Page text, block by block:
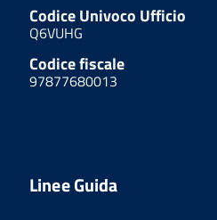
Codice Univoco Ufficio
Q6VUHG
Codice fiscale
97877680013
Linee Guida